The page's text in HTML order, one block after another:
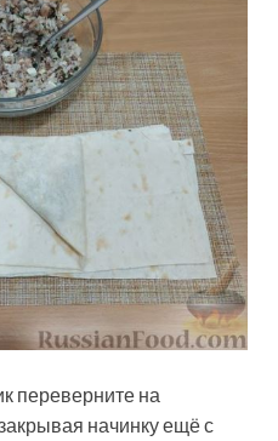
переверните на
начинку ещё с